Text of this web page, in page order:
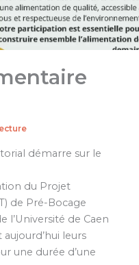
démarre sur le
du Projet
de Pré-Bocage
l’Université de Caen
leurs
une durée d’une